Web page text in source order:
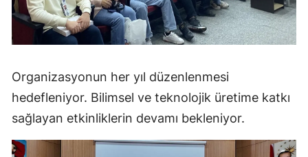
Organizasyonun her yıl düzenlenmesi
hedefleniyor. Bilimsel ve teknolojik üretime katkı
sağlayan etkinliklerin devamı bekleniyor.